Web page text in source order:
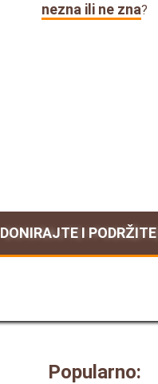
nezna ili ne zna?
DONIRAJTE I
Popularno: